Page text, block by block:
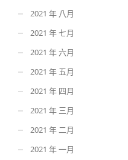
2021 年 八月
2021 年 七月
2021 年 六月
2021 年 五月
2021 年 四月
2021 年 三月
2021 年 二月
2021 年 一月